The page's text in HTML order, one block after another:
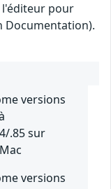
l'éditeur pour
Documentation).
versions
.85 sur
versions